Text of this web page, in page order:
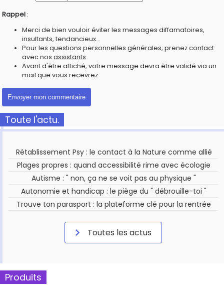
Rappel :
Merci de bien vouloir éviter les messages diffamatoires,
insultants, tendancieux...
Pour les questions personnelles générales, prenez contact
avec nos assistants
Avant d'être affiché, votre message devra être validé via un
mail que vous recevrez.
Toute l'actu.
Rétablissement Psy : le contact à la Nature comme allié
Plages propres : quand accessibilité rime avec écologie
Autisme : " non, ça ne se voit pas au physique "
Autonomie et handicap : le piège du " débrouille-toi "
Trouve ton parasport : la plateforme clé pour la rentrée
Toutes les actus
Produits